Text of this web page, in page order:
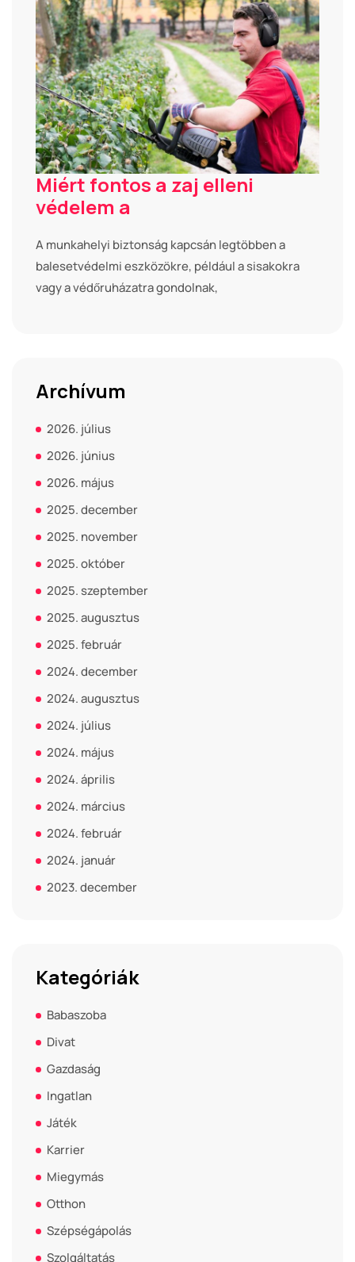
Miért fontos a zaj elleni
védelem a
A munkahelyi biztonság kapcsán legtöbben a
balesetvédelmi eszközökre, például a sisakokra
vagy a védőruházatra gondolnak,
Archívum
2026. július
2026. június
2026. május
2025. december
2025. november
2025. október
2025. szeptember
2025. augusztus
2025. február
2024. december
2024. augusztus
2024. július
2024. május
2024. április
2024. március
2024. február
2024. január
2023. december
Kategóriák
Babaszoba
Divat
Gazdaság
Ingatlan
Játék
Karrier
Miegymás
Otthon
Szépségápolás
Szolgáltatás